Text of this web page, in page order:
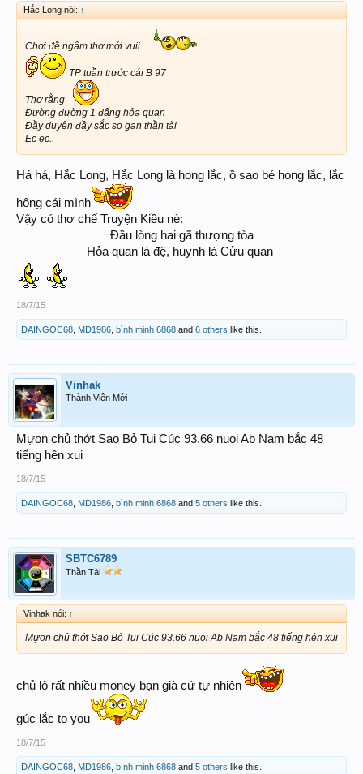
Hắc Long nói: ↑
Chơi đề ngâm thơ mới vuii....
TP tuần trước cái B 97
Thơ rằng
Đường đường 1 đấng hỏa quan
Đầy duyên đầy sắc so gan thần tài
Ẹc ẹc..
Há há, Hắc Long, Hắc Long là hong lắc, ồ sao bé hong lắc, lắc
hông cái mình
Vậy có thơ chế Truyện Kiều nè:
Đầu lòng hai gã thượng tòa
Hỏa quan là đệ, huynh là Cửu quan ​
18/7/15
DAINGOC68 MD1986 bình minh 6868 and 6 others like this.
Vinhak
Thành Viên Mới
Mựon chủ thớt Sao Bỏ Tui Cúc 93.66 nuoi Ab Nam bắc 48
tiếng hên xui
18/7/15
DAINGOC68 MD1986 bình minh 6868 and 5 others like this.
SBTC6789
Thần Tài
Vinhak nói: ↑
Mựon chủ thớt Sao Bỏ Tui Cúc 93.66 nuoi Ab Nam bắc 48 tiếng hên xui
chủ lô rất nhiều money bạn già cứ tự nhiên
gúc lắc to you
18/7/15
DAINGOC68 MD1986 bình minh 6868 and 5 others like this.